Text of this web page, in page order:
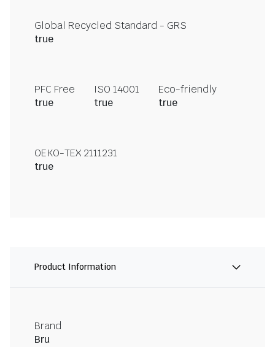
Global Recycled Standard - GRS
true
PFC Free
true
ISO 14001
true
Eco-friendly
true
OEKO-TEX 2111231
true
Product Information
Brand
Bru